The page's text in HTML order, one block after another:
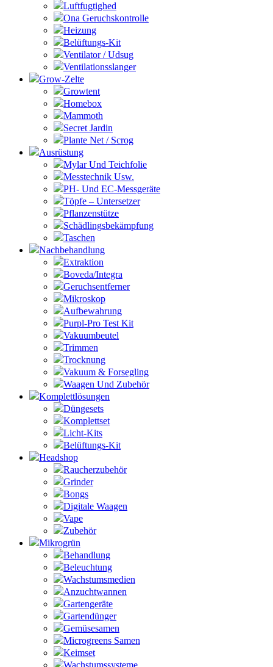
Luftfugtighed
Ona Geruchskontrolle
Heizung
Belüftungs-Kit
Ventilator / Udsug
Ventilationsslanger
Grow-Zelte
Growtent
Homebox
Mammoth
Secret Jardin
Plante Net / Scrog
Ausrüstung
Mylar Und Teichfolie
Messtechnik Usw.
PH- Und EC-Messgeräte
Töpfe – Untersetzer
Pflanzenstütze
Schädlingsbekämpfung
Taschen
Nachbehandlung
Extraktion
Boveda/Integra
Geruchsentferner
Mikroskop
Aufbewahrung
Purpl-Pro Test Kit
Vakuumbeutel
Trimmen
Trocknung
Vakuum & Forsegling
Waagen Und Zubehör
Komplettlösungen
Düngesets
Komplettset
Licht-Kits
Belüftungs-Kit
Headshop
Raucherzubehör
Grinder
Bongs
Digitale Waagen
Vape
Zubehör
Mikrogrün
Behandlung
Beleuchtung
Wachstumsmedien
Anzuchtwannen
Gartengeräte
Gartendünger
Gemüsesamen
Microgreens Samen
Keimset
Wachstumssysteme